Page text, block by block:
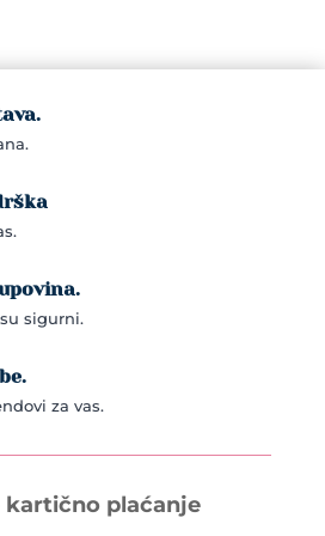
sigurni.
za vas.
kartično plaćanje